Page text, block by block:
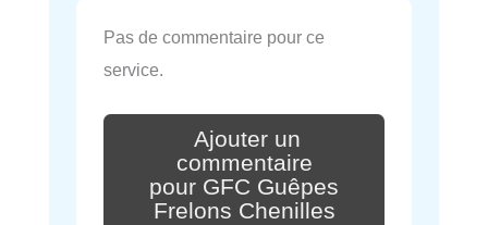
Pas de commentaire pour ce
service.
Ajouter un
commentaire
pour GFC Guêpes
Frelons Chenilles